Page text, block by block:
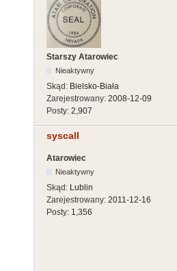
Starszy Atarowiec
Nieaktywny
Skąd: Bielsko-Biała
Zarejestrowany: 2008-12-09
Posty: 2,907
syscall
Atarowiec
Nieaktywny
Skąd: Lublin
Zarejestrowany: 2011-12-16
Posty: 1,356